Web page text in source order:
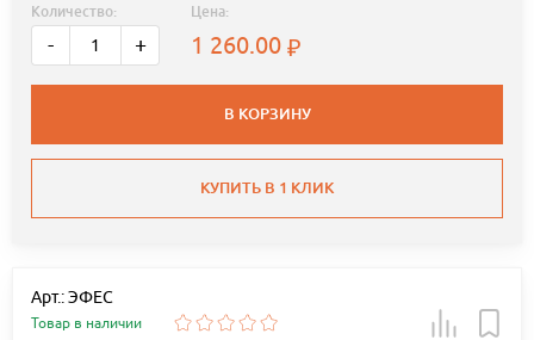
Количество:
- +
Цена:
1 260.00
В КОРЗИНУ
КУПИТЬ В 1 КЛИК
Арт.: ЭФЕС
Товар в наличии